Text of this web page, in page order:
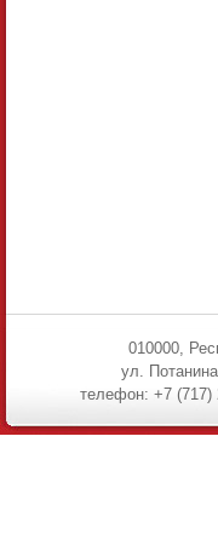
010000,
ул.
телефон: +7 (717)